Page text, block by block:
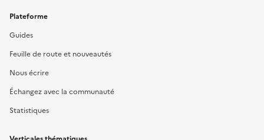
Plateforme
Guides
Feuille de route et nouveautés
Nous écrire
Échangez avec la communauté
Statistiques